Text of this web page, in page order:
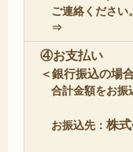
ご連絡ください。
⇒
④お支払い
＜銀行振込の場
合計金額をお振
お振込先： 株